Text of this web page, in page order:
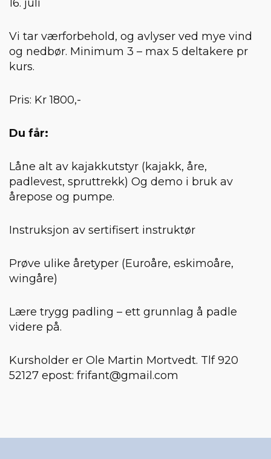
16. juli
Vi tar værforbehold, og avlyser ved mye vind
og nedbør. Minimum 3 – max 5 deltakere pr
kurs.
Pris: Kr 1800,-
Du får:
Låne alt av kajakkutstyr (kajakk, åre,
padlevest, spruttrekk) Og demo i bruk av
årepose og pumpe.
Instruksjon av sertifisert instruktør
Prøve ulike åretyper (Euroåre, eskimoåre,
wingåre)
Lære trygg padling – ett grunnlag å padle
videre på.
Kursholder er Ole Martin Mortvedt. Tlf 920
52127 epost: frifant@gmail.com